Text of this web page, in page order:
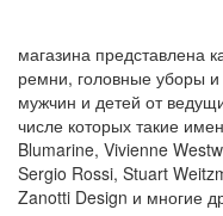
магазина представлена
ремни, головные уборы
мужчин и детей от
числе которых такие
Blumarine, Vivienne
Sergio Rossi, Stuart
Zanotti Design и многие